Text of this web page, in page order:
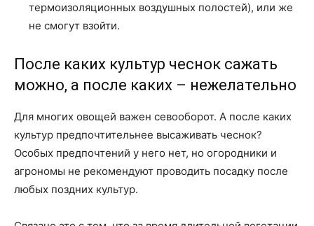
термоизоляционных воздушных полостей), или же
не смогут взойти.
После каких культур чеснок сажать
можно, а после каких – нежелательно
Для многих овощей важен севооборот. А после каких
культур предпочтительнее высаживать чеснок?
Особых предпочтений у него нет, но огородники и
агрономы не рекомендуют проводить посадку после
любых поздних культур.